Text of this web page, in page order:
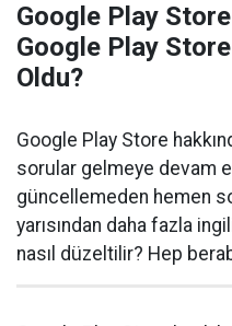
Google Play
Google Play
Oldu?
Google Play Store
sorular gelmeye devam
güncellemeden hemen
yarısından daha fazla
nasıl düzeltilir? Hep